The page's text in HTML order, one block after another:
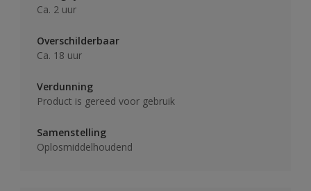
Ca. 2 uur
Overschilderbaar
Ca. 18 uur
Verdunning
Product is gereed voor gebruik
Samenstelling
Oplosmiddelhoudend